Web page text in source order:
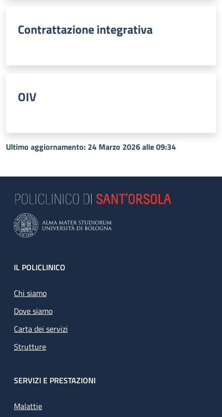
Contrattazione integrativa
OIV
Ultimo aggiornamento: 24 Marzo 2026 alle 09:34
Footer
IL POLICLINICO
Chi siamo
Dove siamo
Carta dei servizi
Strutture
SERVIZI E PRESTAZIONI
Malattie